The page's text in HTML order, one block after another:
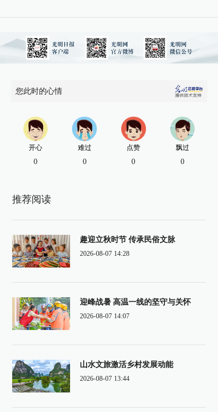
您此时的心情
开心
0
难过
0
点赞
0
飘过
0
推荐阅读
趣迎立秋时节 传承民俗文脉
2026-08-07 14:28
迎峰战暑 高温一线的坚守与关怀
2026-08-07 14:07
山水文旅激活乡村发展动能
2026-08-07 13:44